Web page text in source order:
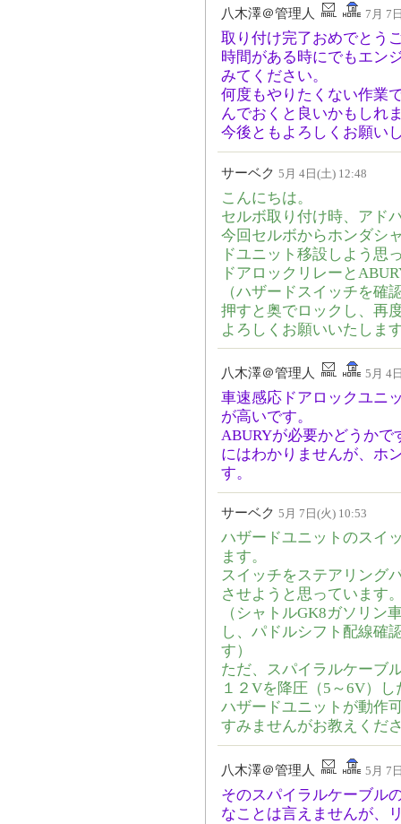
八木澤＠管理人 7月 7
取り付け完了おめでとう
時間がある時にでもエン
みてください。
何度もやりたくない作業
んでおくと良いかもしれ
今後ともよろしくお願い
サーベク 5月 4日(土) 12:48
こんにちは。
セルボ取り付け時、アド
今回セルボからホンダシ
ドユニット移設しよう思
ドアロックリレーと
（ハザードスイッチを確
押すと奥でロックし、再
よろしくお願いいたしま
八木澤＠管理人 5月 4
車速感応ドアロックユニ
が高いです。
ABURYが必要かどうか
にはわかりませんが、ホ
す。
サーベク 5月 7日(火) 10:53
ハザードユニットのスイ
ます。
スイッチをステアリング
させようと思っています
（シャトルGK8ガソリン
し、パドルシフト配線確
す）
ただ、スパイラルケーブ
１２Vを降圧（5～6V）し
ハザードユニットが動作
すみませんがお教えくだ
八木澤＠管理人 5月 7
そのスパイラルケーブル
なことは言えませんが、